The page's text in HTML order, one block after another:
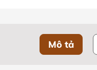
Mô tả